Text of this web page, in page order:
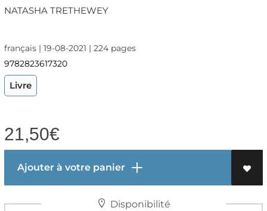
NATASHA TRETHEWEY
français | 19-08-2021 | 224 pages
9782823617320
Livre
21,50€
Ajouter à votre panier
Disponibilité